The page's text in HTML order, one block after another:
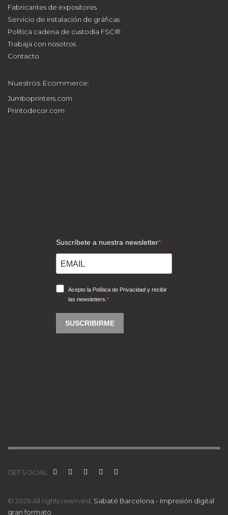
Impresión ecológica Green Print
Fabricantes de expositores
Servicio de instalación de gráficas
Política cadena de custodia FSC®
Trabaja con nosotros
Jumboprinters.com
© 2026 All rights reserved.